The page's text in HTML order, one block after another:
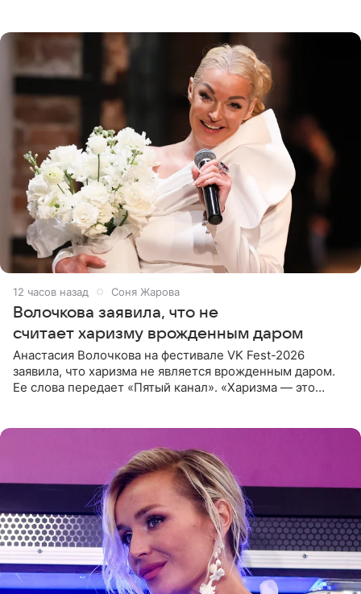
12 часов назад Соня Жарова
Волочкова заявила, что не
считает харизму врожденным даром
Анастасия Волочкова на фестивале VK Fest-2026
заявила, что харизма не является врожденным даром.
Ее слова передает «Пятый канал». «Харизма — это